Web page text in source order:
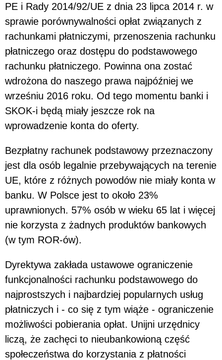
PE i Rady 2014/92/UE z dnia 23 lipca 2014 r. w
sprawie porównywalności opłat związanych z
rachunkami płatniczymi, przenoszenia rachunku
płatniczego oraz dostępu do podstawowego
rachunku płatniczego. Powinna ona zostać
wdrożona do naszego prawa najpóźniej we
wrześniu 2016 roku. Od tego momentu banki i
SKOK-i będą miały jeszcze rok na
wprowadzenie konta do oferty.
Bezpłatny rachunek podstawowy przeznaczony
jest dla osób legalnie przebywających na terenie
UE, które z różnych powodów nie miały konta w
banku. W Polsce jest to około 23%
uprawnionych. 57% osób w wieku 65 lat i więcej
nie korzysta z żadnych produktów bankowych
(w tym ROR-ów).
Dyrektywa zakłada ustawowe ograniczenie
funkcjonalności rachunku podstawowego do
najprostszych i najbardziej popularnych usług
płatniczych i - co się z tym wiąże - ograniczenie
możliwości pobierania opłat. Unijni urzędnicy
liczą, że zachęci to nieubankowioną część
społeczeństwa do korzystania z płatności